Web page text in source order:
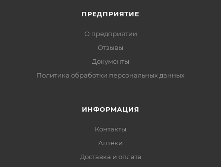
ПРЕДПРИЯТИЕ
О предприятии
Отзывы
Документы
Политика обработки персональных данных
ИНФОРМАЦИЯ
Контакты
Аптеки
Доставка и оплата